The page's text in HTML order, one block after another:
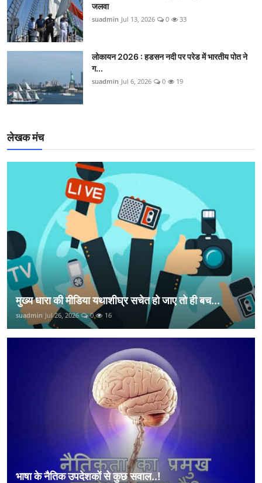
जलवा
suadmin Jul 13, 2026 0 33
लोकायन 2026 : हडसन नदी पर परेड में भारतीय पोत ने
ग...
suadmin Jul 6, 2026 0 19
लेखक मंच
मुख्य धारा की मीडिया यथाशीघ्र सचेत हो जाए तो ही बच...
suadmin Jul 26, 2026 0 16
भाषा के नैतिक उपदेशकों से कुछ सवाल..!